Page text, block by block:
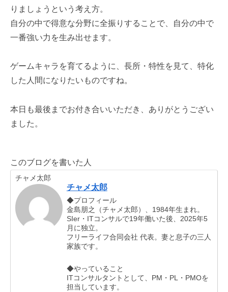
りましょうという考え方。
自分の中で得意な分野に全振りすることで、自分の中で
一番強い力を生み出せます。
ゲームキャラを育てるように、長所・特性を見て、特化
した人間になりたいものですね。
本日も最後までお付き合いいただき、ありがとうござい
ました。
このブログを書いた人
チャメ太郎
チャメ太郎
◆プロフィール
金島朋之（チャメ太郎）、1984年生まれ。
SIer・ITコンサルで19年働いた後、2025年5
月に独立。
フリーライフ合同会社 代表。妻と息子の三人
家族です。
◆やっていること
ITコンサルタントとして、PM・PL・PMOを
担当しています。